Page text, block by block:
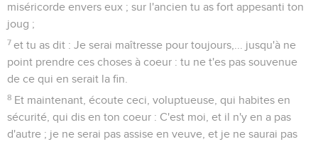
miséricorde envers eux ; sur l'ancien tu as fort appesanti ton
joug ;
7 et tu as dit : Je serai maîtresse pour toujours,... jusqu'à ne
point prendre ces choses à coeur : tu ne t'es pas souvenue
de ce qui en serait la fin.
8 Et maintenant, écoute ceci, voluptueuse, qui habites en
sécurité, qui dis en ton coeur : C'est moi, et il n'y en a pas
d'autre ; je ne serai pas assise en veuve, et je ne saurai pas